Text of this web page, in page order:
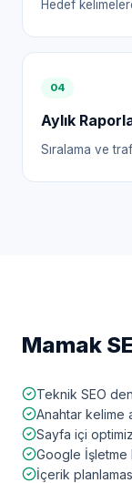
Hedef
04
Aylık
Sıralama ve
Mamak
Teknik SEO
Anahtar kelime
Sayfa içi
Google İşletme
İçerik